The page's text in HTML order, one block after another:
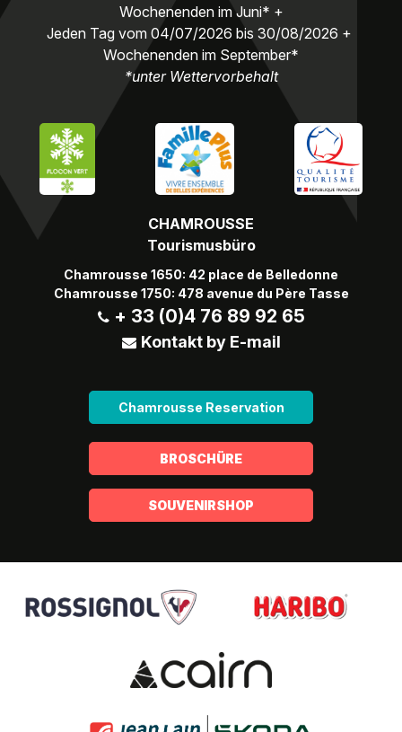
CHAMROUSSE
Tourismusbüro
Chamrousse 1650: 42 place de Belledonne
Chamrousse 1750: 478 avenue du Père Tasse
+ 33 (0)4 76 89 92 65
Kontakt by E-mail
Chamrousse Reservation
Wochenenden im Juni* +
Jeden Tag vom 04/07/2026 bis 30/08/2026 +
Wochenenden im September*
*unter Wettervorbehalt
BROSCHÜRE
SOUVENIRSHOP